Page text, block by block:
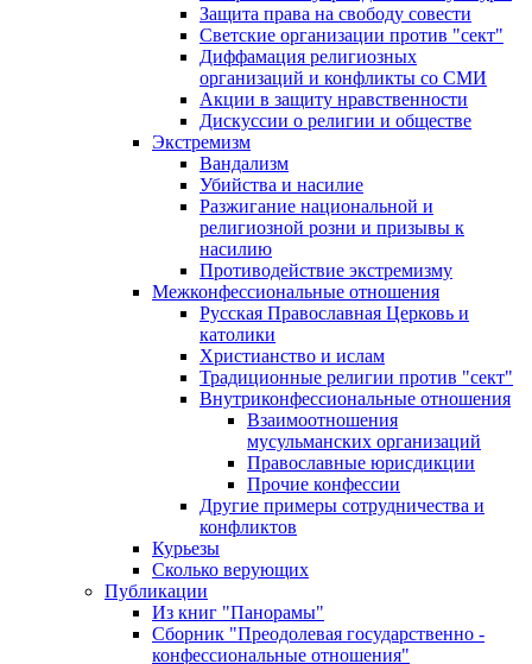
Защита права на свободу совести
Светские организации против "сект"
Диффамация религиозных
организаций и конфликты со СМИ
Акции в защиту нравственности
Дискуссии о религии и обществе
Экстремизм
Вандализм
Убийства и насилие
Разжигание национальной и
религиозной розни и призывы к
насилию
Противодействие экстремизму
Межконфессиональные отношения
Русская Православная Церковь и
католики
Христианство и ислам
Традиционные религии против "сект"
Внутриконфессиональные отношения
Взаимоотношения
мусульманских организаций
Православные юрисдикции
Прочие конфессии
Другие примеры сотрудничества и
конфликтов
Курьезы
Сколько верующих
Публикации
Из книг "Панорамы"
Сборник "Преодолевая государственно -
конфессиональные отношения"